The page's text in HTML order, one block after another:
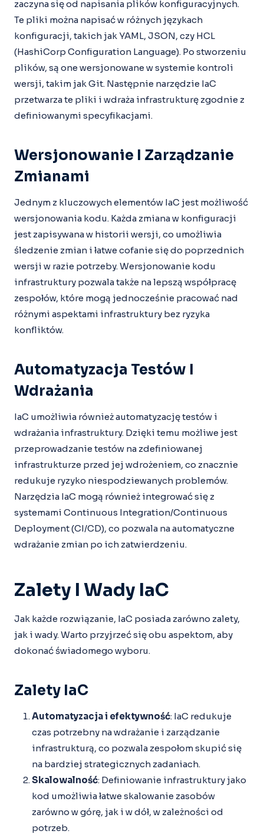
zaczyna się od napisania plików konfiguracyjnych.
Te pliki można napisać w różnych językach
konfiguracji, takich jak YAML, JSON, czy HCL
(HashiCorp Configuration Language). Po stworzeniu
plików, są one wersjonowane w systemie kontroli
wersji, takim jak Git. Następnie narzędzie IaC
przetwarza te pliki i wdraża infrastrukturę zgodnie z
definiowanymi specyfikacjami.
Wersjonowanie I Zarządzanie
Zmianami
Jednym z kluczowych elementów IaC jest możliwość
wersjonowania kodu. Każda zmiana w konfiguracji
jest zapisywana w historii wersji, co umożliwia
śledzenie zmian i łatwe cofanie się do poprzednich
wersji w razie potrzeby. Wersjonowanie kodu
infrastruktury pozwala także na lepszą współpracę
zespołów, które mogą jednocześnie pracować nad
różnymi aspektami infrastruktury bez ryzyka
konfliktów.
Automatyzacja Testów I
Wdrażania
IaC umożliwia również automatyzację testów i
wdrażania infrastruktury. Dzięki temu możliwe jest
przeprowadzanie testów na zdefiniowanej
infrastrukturze przed jej wdrożeniem, co znacznie
redukuje ryzyko niespodziewanych problemów.
Narzędzia IaC mogą również integrować się z
systemami Continuous Integration/Continuous
Deployment (CI/CD), co pozwala na automatyczne
wdrażanie zmian po ich zatwierdzeniu.
Zalety I Wady IaC
Jak każde rozwiązanie, IaC posiada zarówno zalety,
jak i wady. Warto przyjrzeć się obu aspektom, aby
dokonać świadomego wyboru.
Zalety IaC
Automatyzacja i efektywność: IaC redukuje
czas potrzebny na wdrażanie i zarządzanie
infrastrukturą, co pozwala zespołom skupić się
na bardziej strategicznych zadaniach.
Skalowalność: Definiowanie infrastruktury jako
kod umożliwia łatwe skalowanie zasobów
zarówno w górę, jak i w dół, w zależności od
potrzeb.